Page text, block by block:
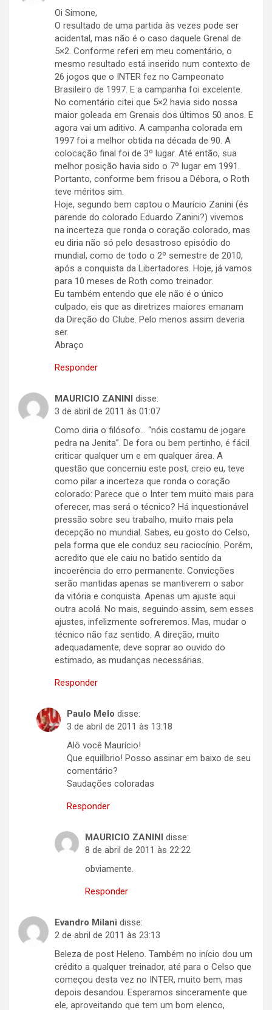
Oi Simone,
O resultado de uma partida às vezes pode ser
acidental, mas não é o caso daquele Grenal de
5×2. Conforme referi em meu comentário, o
mesmo resultado está inserido num contexto de
26 jogos que o INTER fez no Campeonato
Brasileiro de 1997. E a campanha foi excelente.
No comentário citei que 5×2 havia sido nossa
maior goleada em Grenais dos últimos 50 anos. E
agora vai um aditivo. A campanha colorada em
1997 foi a melhor obtida na década de 90. A
colocação final foi de 3º lugar. Até então, sua
melhor posição havia sido o 7º lugar em 1991.
Portanto, conforme bem frisou a Débora, o Roth
teve méritos sim.
Hoje, segundo bem captou o Maurício Zanini (és
parende do colorado Eduardo Zanini?) vivemos
na incerteza que ronda o coração colorado, mas
eu diria não só pelo desastroso episódio do
mundial, como de todo o 2º semestre de 2010,
após a conquista da Libertadores. Hoje, já vamos
para 10 meses de Roth como treinador.
Eu também entendo que ele não é o único
culpado, eis que as diretrizes maiores emanam
da Direção do Clube. Pelo menos assim deveria
ser.
Abraço
Responder
MAURICIO ZANINI disse:
3 de abril de 2011 às 01:07
Como diria o filósofo… “nóis costamu de jogare
pedra na Jenita”. De fora ou bem pertinho, é fácil
criticar qualquer um e em qualquer área. A
questão que concerniu este post, creio eu, teve
como pilar a incerteza que ronda o coração
colorado: Parece que o Inter tem muito mais para
oferecer, mas será o técnico? Há inquestionável
pressão sobre seu trabalho, muito mais pela
decepção no mundial. Sabes, eu gosto do Celso,
pela forma que ele conduz seu raciocínio. Porém,
acredito que ele caiu no batido sentido da
incoerência do erro permanente. Convicções
serão mantidas apenas se mantiverem o sabor
da vitória e conquista. Apenas um ajuste aqui
outra acolá. No mais, seguindo assim, sem esses
ajustes, infelizmente sofreremos. Mas, mudar o
técnico não faz sentido. A direção, muito
adequadamente, deve soprar ao ouvido do
estimado, as mudanças necessárias.
Responder
Paulo Melo disse:
3 de abril de 2011 às 13:18
Alô você Maurício!
Que equilíbrio! Posso assinar em baixo de seu
comentário?
Saudações coloradas
Responder
MAURICIO ZANINI disse:
8 de abril de 2011 às 22:22
obviamente.
Responder
Evandro Milani disse:
2 de abril de 2011 às 23:13
Beleza de post Heleno. Também no início dou um
crédito a qualquer treinador, até para o Celso que
começou desta vez no INTER, muito bem, mas
depois desandou. Esperamos sinceramente que
ele, aproveitando que tem um bom elenco,